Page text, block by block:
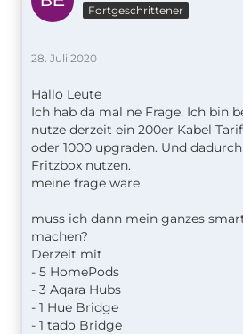
Fortgeschrittener
28. Juli 2020
Hallo Leute
Ich hab da mal ne Frage. Ich bin
nutze derzeit ein 200er Kabel
oder 1000 upgraden. Und
Fritzbox nutzen.
meine frage wäre
muss ich dann mein ganzes
machen?
Derzeit mit
- 5 HomePods
- 3 Aqara Hubs
- 1 Hue Bridge
- 1 tado Bridge